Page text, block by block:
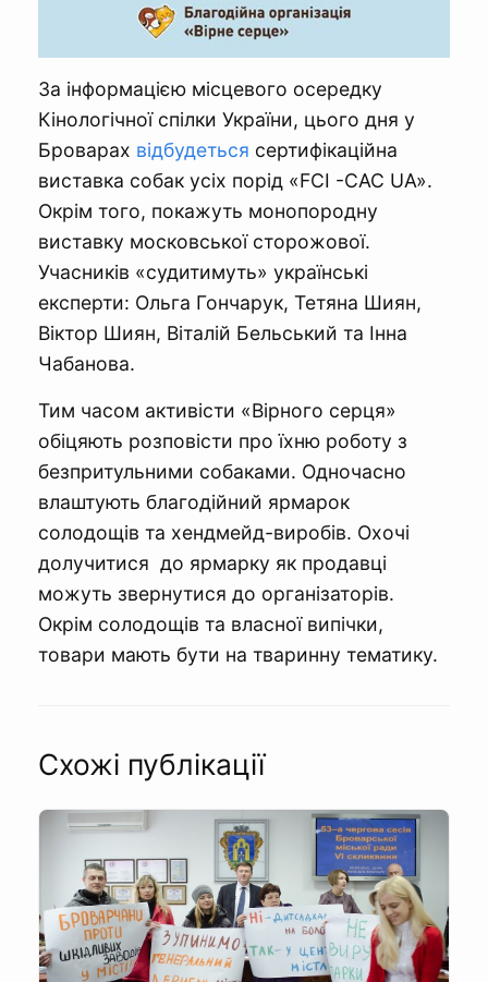
За інформацією місцевого осередку
Кінологічної спілки України, цього дня у
Броварах відбудеться сертифікаційна
виставка собак усіх порід «FCI -CAC UA».
Окрім того, покажуть монопородну
виставку московської сторожової.
Учасників «судитимуть» українські
експерти: Ольга Гончарук, Тетяна Шиян,
Віктор Шиян, Віталій Бельський та Інна
Чабанова.
Тим часом активісти «Вірного серця»
обіцяють розповісти про їхню роботу з
безпритульними собаками. Одночасно
влаштують благодійний ярмарок
солодощів та хендмейд-виробів. Охочі
долучитися до ярмарку як продавці
можуть звернутися до організаторів.
Окрім солодощів та власної випічки,
товари мають бути на тваринну тематику.
Схожі публікації